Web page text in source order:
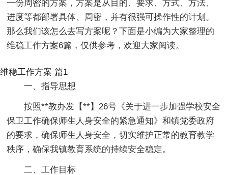
一份周密的方案，方案是从目的、要求、方式、方法、
进度等都部署具体、周密，并有很强可操作性的计划。
那么我们该怎么去写方案呢？下面是小编为大家整理的
维稳工作方案6篇，仅供参考，欢迎大家阅读。
维稳工作方案 篇1
一、指导思想
按照**教办发【**】26号《关于进一步加强学校安全
保卫工作确保师生人身安全的紧急通知》和镇党委政府
的要求，确保师生人身安全，切实维护正常的教育教学
秩序，确保我镇教育系统的持续安全稳定。
二、工作目标